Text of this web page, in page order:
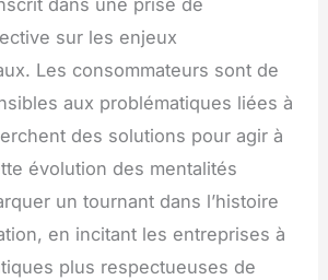
dans une prise de
sur les enjeux
Les consommateurs sont de
aux problématiques liées à
des solutions pour agir à
évolution des mentalités
un tournant dans l’histoire
en incitant les entreprises à
plus respectueuses de